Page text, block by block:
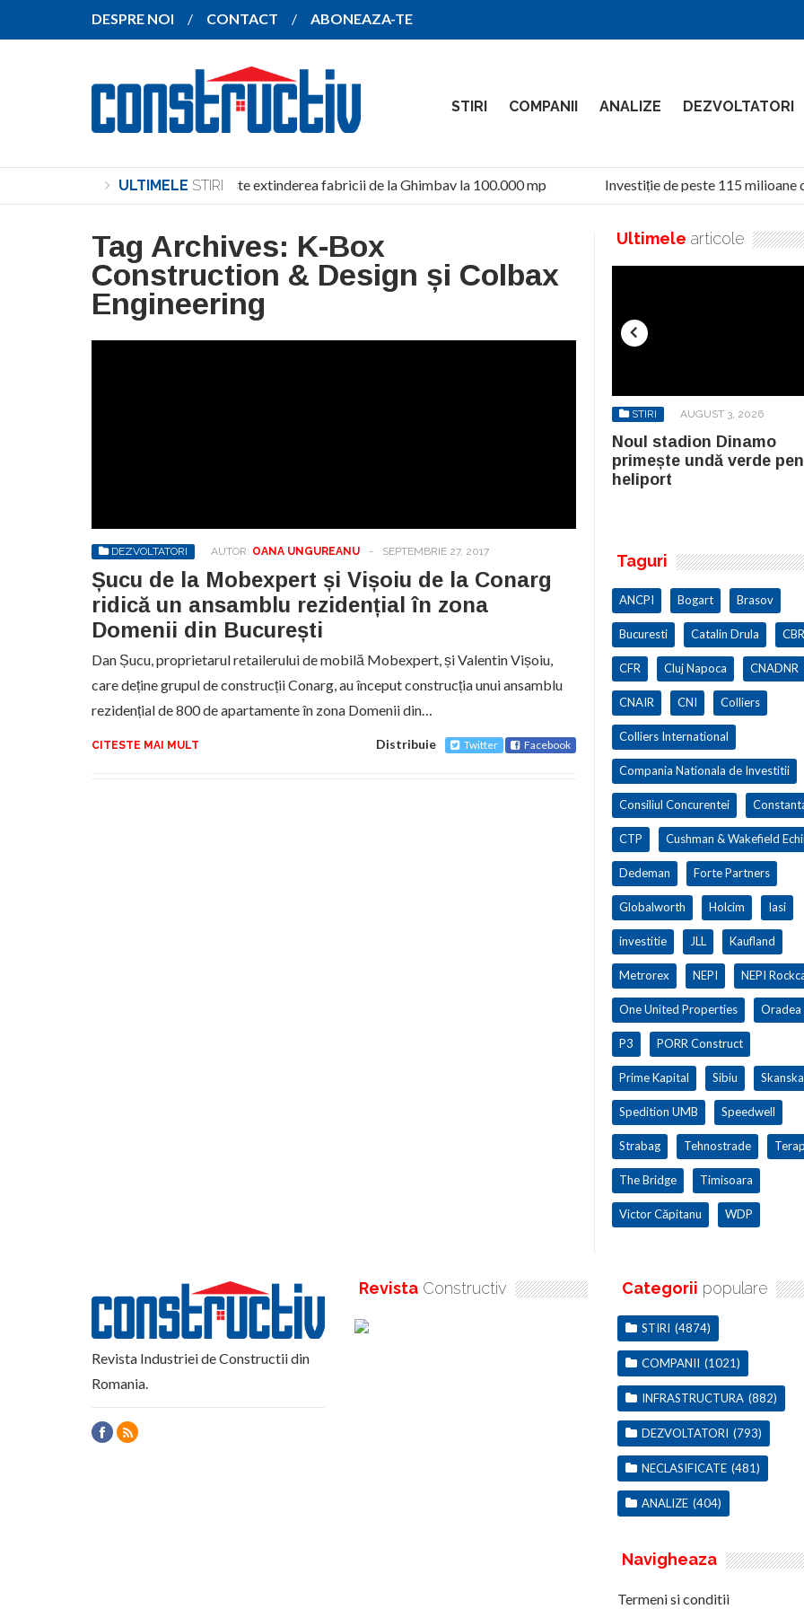
DESPRE NOI CONTACT ABONEAZA-TE
STIRI COMPANII ANALIZE DEZVOLTATORI
ULTIMELE STIRI
SANY pregătește extinderea fabricii de la Ghimbav la 100.000 mp Investiție de peste 115 milioane
Tag Archives: K-Box
Construction & Design și Colbax
Engineering
DEZVOLTATORI AUTOR: OANA UNGUREANU - SEPTEMBRIE 27, 2017
Șucu de la Mobexpert și Vișoiu de la Conarg
ridică un ansamblu rezidențial în zona
Domenii din București
Dan Șucu, proprietarul retailerului de mobilă Mobexpert, și Valentin Vișoiu,
care deține grupul de construcții Conarg, au început construcția unui ansamblu
rezidențial de 800 de apartamente în zona Domenii din…
CITESTE MAI MULT Distribuie Twitter Facebook
Ultimele articole
STIRI AUGUST 3, 2026
Noul stadion Dinamo
primește undă verde
heliport
Taguri
ANCPI Bogart Brasov
Bucuresti Catalin Drula
CFR Cluj Napoca CNADNR
CNAIR CNI Colliers
Colliers International
Compania Nationala de Investitii
Consiliul Concurentei
CTP Cushman & Wakefield
Dedeman Forte Partners
Globalworth Holcim Iasi
investitie JLL Kaufland
Metrorex NEPI NEPI
One United Properties Oradea
P3 PORR Construct
Prime Kapital Sibiu Skanska
Spedition UMB Speedwell
Strabag Tehnostrade
The Bridge Timisoara
Victor Căpitanu WDP
Revista Industriei de Constructii din
Romania.
Revista Constructiv Categorii populare
STIRI (4874)
COMPANII (1021)
INFRASTRUCTURA (882)
DEZVOLTATORI (793)
NECLASIFICATE (481)
ANALIZE (404)
Navigheaza
Termeni si conditii